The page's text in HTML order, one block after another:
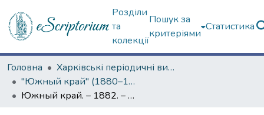
Розділи
та
колекції
Пошук за
критеріями
Статистика
Головна
Харківські періодичні видання
"Южный край" (1880–1919 гг.)
Южный край. – 1882. – 9 (21) июля (№ 527)